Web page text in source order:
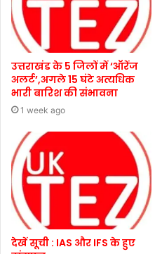
उत्तराखंड के 5 जिलों में ‘ऑरेंज
अलर्ट’,अगले 15 घंटे अत्यधिक
भारी बारिश की संभावना
1 week ago
देखें सूची : IAS और IFS के हुए